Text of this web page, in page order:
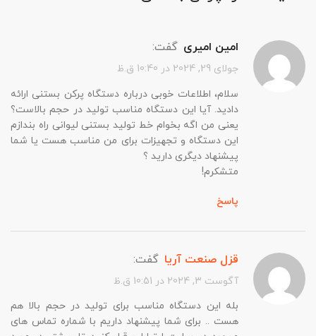
امین امیری گفت:
جولای 29, 2024 در 10:40 ق.ظ
سلام، اطلاعات خوبی درباره دستگاه پرکن بستنی ارائه
دادید. آیا این دستگاه مناسب تولید در حجم بالاست؟
یعنی من اگه بخوام خط تولید بستنی لیوانی راه بندازم
این دستگاه و تجهیزات برای من مناسب هست یا شما
پیشنهاد دیگری دارید ؟
متشکرم!
پاسخ
قزل صنعت آریا گفت:
آگوست 3, 2024 در 10:51 ق.ظ
بله این دستگاه مناسب برای تولید در حجم بالا هم
هست .. برای شما پیشنهاد داریم با شماره تماس های